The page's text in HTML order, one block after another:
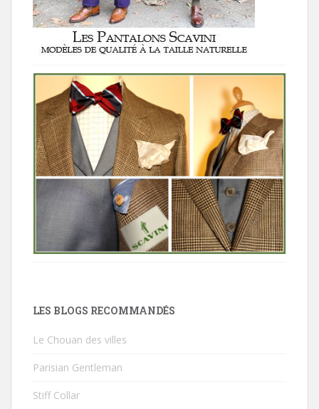
LES BLOGS RECOMMANDÉS
Le Chouan des villes
Parisian Gentleman
Stiff Collar